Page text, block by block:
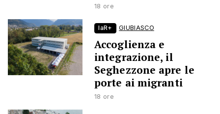
18 ore
laR+ GIUBIASCO
Accoglienza e
integrazione, il
Seghezzone apre le
porte ai migranti
18 ore